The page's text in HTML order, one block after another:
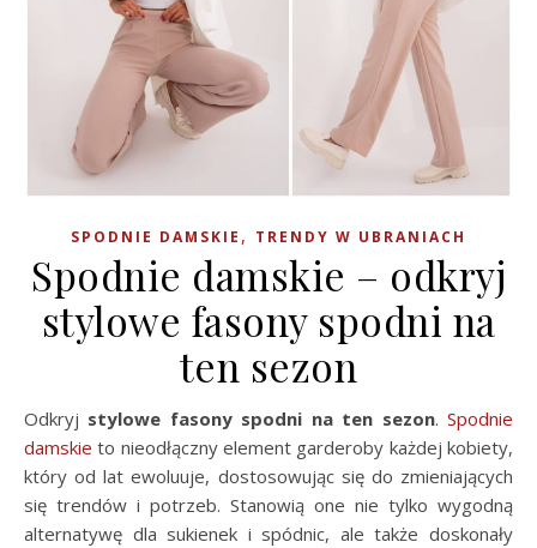
SPODNIE DAMSKIE , TRENDY W UBRANIACH
Spodnie damskie – odkryj
stylowe fasony spodni na
ten sezon
Odkryj stylowe fasony spodni na ten sezon.Spodnie
damskie to nieodłączny element garderoby każdej kobiety,
który od lat ewoluuje, dostosowując się do zmieniających
się trendów i potrzeb. Stanowią one nie tylko wygodną
alternatywę dla sukienek i spódnic, ale także doskonały